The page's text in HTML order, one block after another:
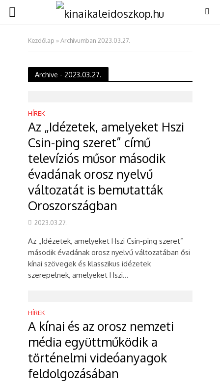
Kezdőlap »Archívumban 2023.03.27.
Archive - 2023.03.27.
HÍREK
Az „Idézetek, amelyeket Hszi
Csin-ping szeret” című
televíziós műsor második
évadának orosz nyelvű
változatát is bemutatták
Oroszországban
2023.03.27.
Az „Idézetek, amelyeket Hszi Csin-ping szeret”
második évadának orosz nyelvű változatában ősi
kínai szövegek és klasszikus idézetek
szerepelnek, amelyeket Hszi...
HÍREK
A kínai és az orosz nemzeti
média együttműködik a
történelmi videóanyagok
feldolgozásában